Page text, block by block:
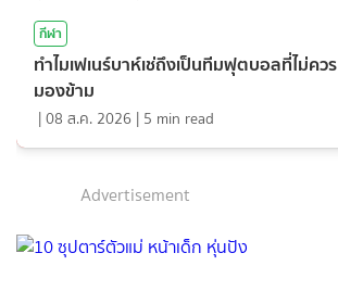
กีฬา
ทำไมเฟเนร์บาห์เช่ถึงเป็นทีมฟุตบอลที่ไม่ควร
มองข้าม
|08 ส.ค. 2026 | 5 min read
Advertisement